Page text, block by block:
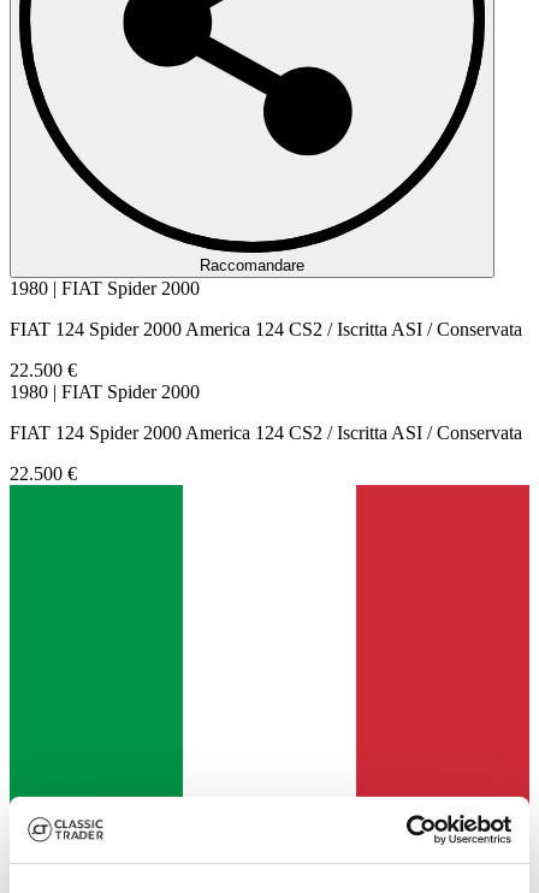
Raccomandare
1980 | FIAT Spider 2000
FIAT 124 Spider 2000 America 124 CS2 / Iscritta ASI / Conservata
22.500 €
1980 | FIAT Spider 2000
FIAT 124 Spider 2000 America 124 CS2 / Iscritta ASI / Conservata
22.500 €